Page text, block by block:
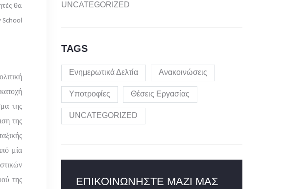
θα
της
της
μία
της
UNCATEGORIZED
TAGS
Ενημερωτικά Δελτία Ανακοινώσεις
Υποτροφίες Θέσεις Εργασίας
UNCATEGORIZED
ΕΠΙΚΟΙΝΩΝΉΣΤΕ ΜΑΖΊ ΜΑΣ